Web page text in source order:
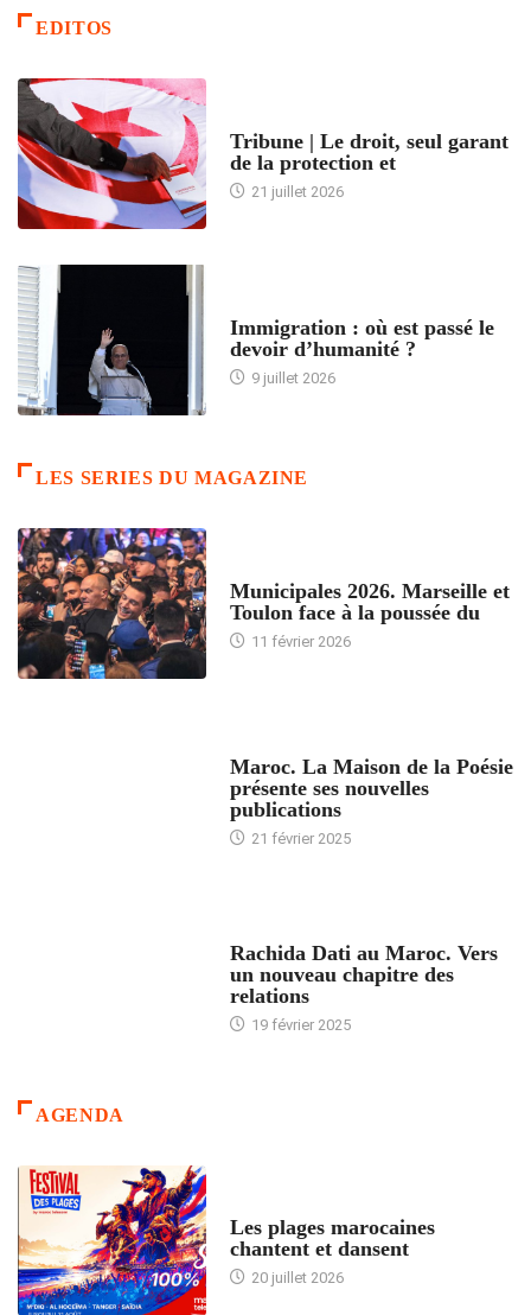
EDITOS
Tribune | Le droit, seul garant
de la protection et
21 juillet 2026
Immigration : où est passé le
devoir d’humanité ?
9 juillet 2026
LES SERIES DU MAGAZINE
Municipales 2026. Marseille et
Toulon face à la poussée du
11 février 2026
Maroc. La Maison de la Poésie
présente ses nouvelles
publications
21 février 2025
Rachida Dati au Maroc. Vers
un nouveau chapitre des
relations
19 février 2025
AGENDA
Les plages marocaines
chantent et dansent
20 juillet 2026